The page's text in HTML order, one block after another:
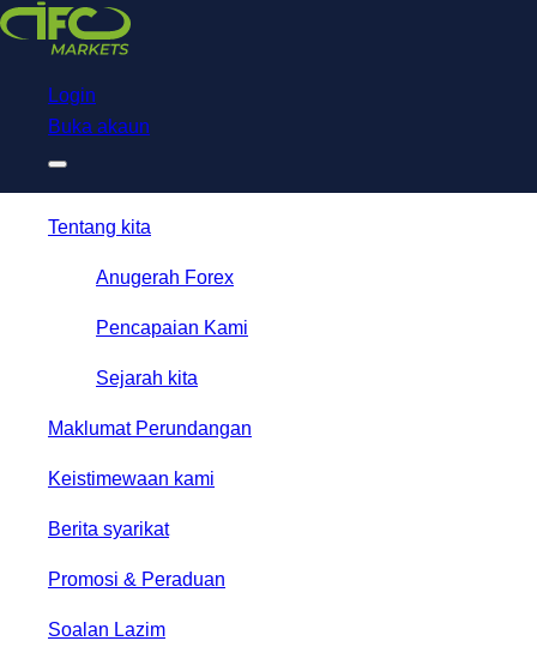
NetTradeX for IFC Markets
Trading App
Login
Buka akaun
Tentang kita
Anugerah Forex
Pencapaian Kami
Sejarah kita
Maklumat Perundangan
Keistimewaan kami
Berita syarikat
Promosi & Peraduan
Soalan Lazim